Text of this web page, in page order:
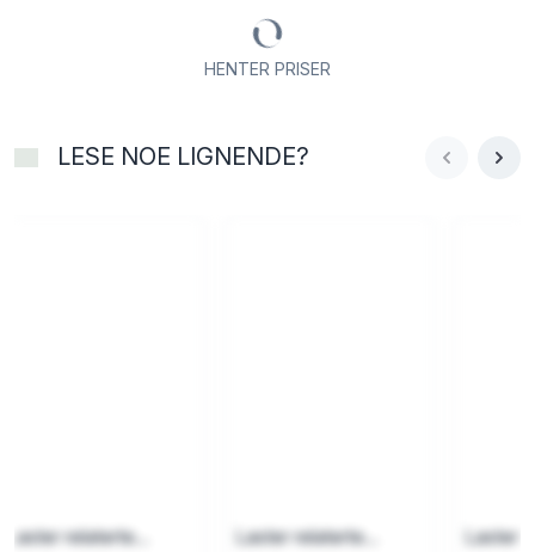
HENTER PRISER
LESE NOE LIGNENDE?
Laster relaterte... Laster relaterte... Laster